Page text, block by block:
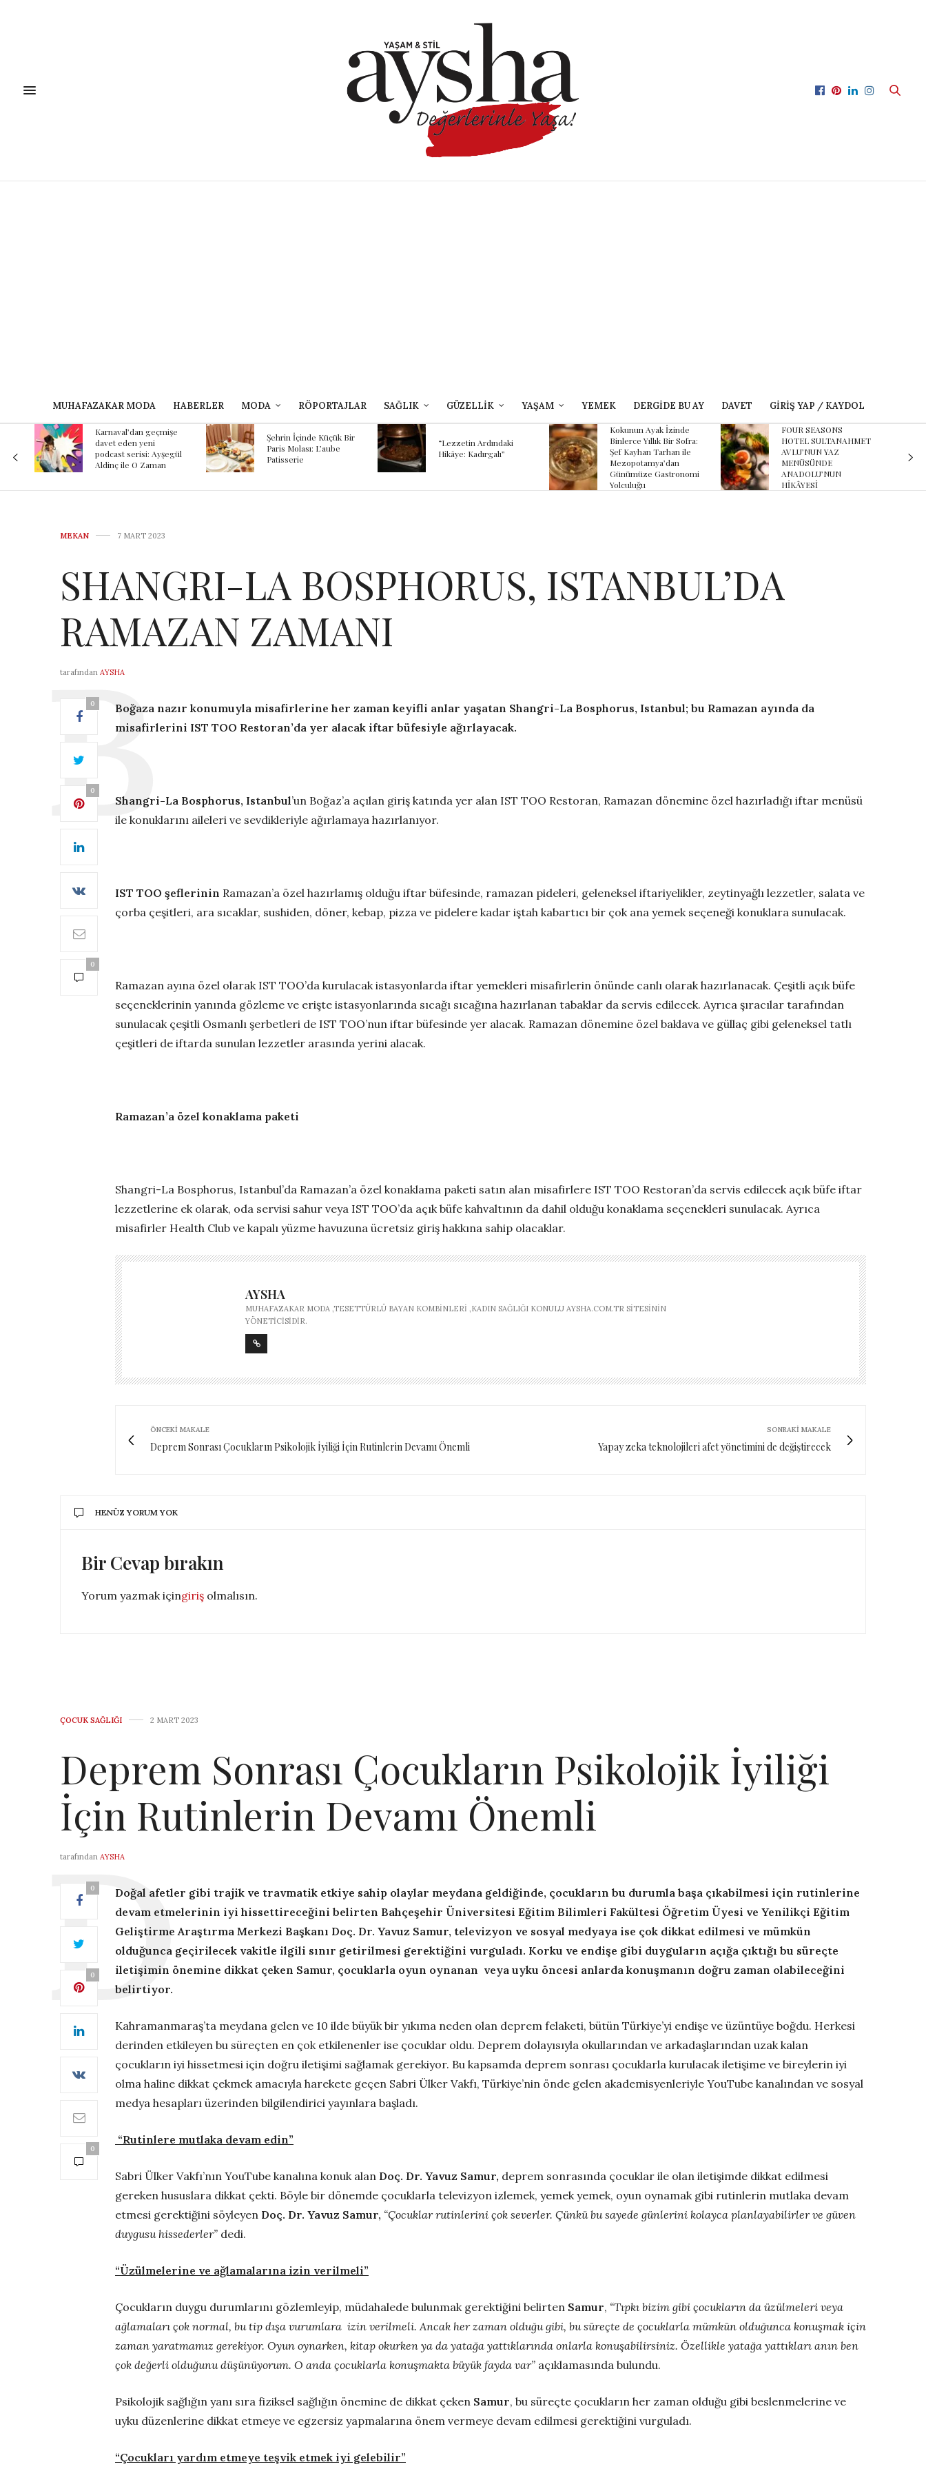
MUHAFAZAKAR MODA HABERLER MODA RÖPORTAJLAR SAĞLIK GÜZELLİK YAŞAM YEMEK DERGIDE BU AY DAVET GIRIŞ YAP / KAYDOL
Karnaval’dan geçmişe
davet eden yeni
podcast serisi: Ayşegül
Aldinç ile O Zaman
Şehrin İçinde Küçük Bir
Paris Molası: L’aube
Patisserie
“Lezzetin Ardındaki
Hikâye: Kadırgalı”
Kokunun Ayak İzinde
Binlerce Yıllık Bir Sofra:
Şef Kayhan Tarhan ile
Mezopotamya’dan
Günümüze Gastronomi
Yolculuğu
FOUR SEASONS
HOTEL SULTANAHMET
AVLU’NUN YAZ
MENÜSÜNDE
ANADOLU’NUN
HİKÂYESİ
MEKAN 7 MART 2023
SHANGRI-LA BOSPHORUS, ISTANBUL’DA
RAMAZAN ZAMANI
tarafından AYSHA
0
0
0
Boğaza nazır konumuyla misafirlerine her zaman keyifli anlar yaşatan Shangri-La Bosphorus, Istanbul; bu Ramazan ayında da
misafirlerini IST TOO Restoran’da yer alacak iftar büfesiyle ağırlayacak.
Shangri-La Bosphorus, Istanbul’un Boğaz’a açılan giriş katında yer alan IST TOO Restoran, Ramazan dönemine özel hazırladığı iftar menüsü
ile konuklarını aileleri ve sevdikleriyle ağırlamaya hazırlanıyor.
IST TOO şeflerinin Ramazan’a özel hazırlamış olduğu iftar büfesinde, ramazan pideleri, geleneksel iftariyelikler, zeytinyağlı lezzetler, salata ve
çorba çeşitleri, ara sıcaklar, sushiden, döner, kebap, pizza ve pidelere kadar iştah kabartıcı bir çok ana yemek seçeneği konuklara sunulacak.
Ramazan ayına özel olarak IST TOO’da kurulacak istasyonlarda iftar yemekleri misafirlerin önünde canlı olarak hazırlanacak. Çeşitli açık büfe
seçeneklerinin yanında gözleme ve erişte istasyonlarında sıcağı sıcağına hazırlanan tabaklar da servis edilecek. Ayrıca şıracılar tarafından
sunulacak çeşitli Osmanlı şerbetleri de IST TOO’nun iftar büfesinde yer alacak. Ramazan dönemine özel baklava ve güllaç gibi geleneksel tatlı
çeşitleri de iftarda sunulan lezzetler arasında yerini alacak.
Ramazan’a özel konaklama paketi
Shangri-La Bosphorus, Istanbul’da Ramazan’a özel konaklama paketi satın alan misafirlere IST TOO Restoran’da servis edilecek açık büfe iftar
lezzetlerine ek olarak, oda servisi sahur veya IST TOO’da açık büfe kahvaltının da dahil olduğu konaklama seçenekleri sunulacak. Ayrıca
misafirler Health Club ve kapalı yüzme havuzuna ücretsiz giriş hakkına sahip olacaklar.
AYSHA
MUHAFAZAKAR MODA ,TESETTÜRLÜ BAYAN KOMBINLERI ,KADIN SAĞLIĞI KONULU AYSHA.COM.TR SITESININ
YÖNETICISIDIR.
ÖNCEKI MAKALE
Deprem Sonrası Çocukların Psikolojik İyiliği İçin Rutinlerin Devamı Önemli
SONRAKI MAKALE
Yapay zeka teknolojileri afet yönetimini de değiştirecek
HENÜZ YORUM YOK
Bir Cevap bırakın
Yorum yazmak içingiriş olmalısın.
ÇOCUK SAĞLIĞI 2 MART 2023
Deprem Sonrası Çocukların Psikolojik İyiliği
İçin Rutinlerin Devamı Önemli
tarafından AYSHA
0
0
0
Doğal afetler gibi trajik ve travmatik etkiye sahip olaylar meydana geldiğinde, çocukların bu durumla başa çıkabilmesi için rutinlerine
devam etmelerinin iyi hissettireceğini belirten Bahçeşehir Üniversitesi Eğitim Bilimleri Fakültesi Öğretim Üyesi ve Yenilikçi Eğitim
Geliştirme Araştırma Merkezi Başkanı Doç. Dr. Yavuz Samur, televizyon ve sosyal medyaya ise çok dikkat edilmesi ve mümkün
olduğunca geçirilecek vakitle ilgili sınır getirilmesi gerektiğini vurguladı. Korku ve endişe gibi duyguların açığa çıktığı bu süreçte
iletişimin önemine dikkat çeken Samur, çocuklarla oyun oynanan veya uyku öncesi anlarda konuşmanın doğru zaman olabileceğini
belirtiyor.
Kahramanmaraş’ta meydana gelen ve 10 ilde büyük bir yıkıma neden olan deprem felaketi, bütün Türkiye’yi endişe ve üzüntüye boğdu. Herkesi
derinden etkileyen bu süreçten en çok etkilenenler ise çocuklar oldu. Deprem dolayısıyla okullarından ve arkadaşlarından uzak kalan
çocukların iyi hissetmesi için doğru iletişimi sağlamak gerekiyor. Bu kapsamda deprem sonrası çocuklarla kurulacak iletişime ve bireylerin iyi
olma haline dikkat çekmek amacıyla harekete geçen Sabri Ülker Vakfı, Türkiye’nin önde gelen akademisyenleriyle YouTube kanalından ve sosyal
medya hesapları üzerinden bilgilendirici yayınlara başladı.
“Rutinlere mutlaka devam edin”
Sabri Ülker Vakfı’nın YouTube kanalına konuk alan Doç. Dr. Yavuz Samur, deprem sonrasında çocuklar ile olan iletişimde dikkat edilmesi
gereken hususlara dikkat çekti. Böyle bir dönemde çocuklarla televizyon izlemek, yemek yemek, oyun oynamak gibi rutinlerin mutlaka devam
etmesi gerektiğini söyleyen Doç. Dr. Yavuz Samur, “Çocuklar rutinlerini çok severler. Çünkü bu sayede günlerini kolayca planlayabilirler ve güven
duygusu hissederler” dedi.
“Üzülmelerine ve ağlamalarına izin verilmeli”
Çocukların duygu durumlarını gözlemleyip, müdahalede bulunmak gerektiğini belirten Samur, “Tıpkı bizim gibi çocukların da üzülmeleri veya
ağlamaları çok normal, bu tip dışa vurumlara izin verilmeli. Ancak her zaman olduğu gibi, bu süreçte de çocuklarla mümkün olduğunca konuşmak için
zaman yaratmamız gerekiyor. Oyun oynarken, kitap okurken ya da yatağa yattıklarında onlarla konuşabilirsiniz. Özellikle yatağa yattıkları anın ben
çok değerli olduğunu düşünüyorum. O anda çocuklarla konuşmakta büyük fayda var” açıklamasında bulundu.
Psikolojik sağlığın yanı sıra fiziksel sağlığın önemine de dikkat çeken Samur, bu süreçte çocukların her zaman olduğu gibi beslenmelerine ve
uyku düzenlerine dikkat etmeye ve egzersiz yapmalarına önem vermeye devam edilmesi gerektiğini vurguladı.
“Çocukları yardım etmeye teşvik etmek iyi gelebilir”